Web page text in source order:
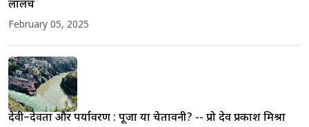
लालच
February 05, 2025
देवी–देवता और पर्यावरण : पूजा या चेतावनी? -- प्रो देव प्रकाश मिश्रा